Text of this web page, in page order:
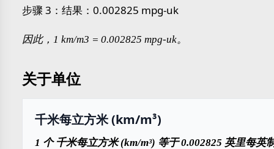
步骤 3：结果：0.002825 mpg-uk
因此，1 km/m3 = 0.002825 mpg-uk。
关于单位
千米每立方米 (km/m³)
1 个 千米每立方米 (km/m³) 等于 0.002825 英里每英